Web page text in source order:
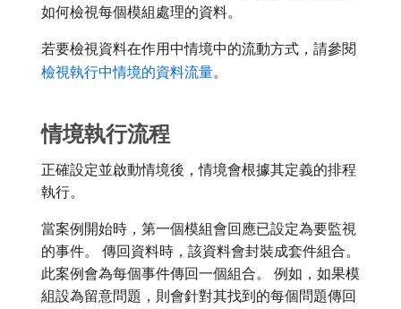
如何檢視每個模組處理的資料。
若要檢視資料在作用中情境中的流動方式，請參閱
檢視執行中情境的資料流量。
情境執行流程
正確設定並啟動情境後，情境會根據其定義的排程
執行。
當案例開始時，第一個模組會回應已設定為要監視
的事件。 傳回資料時，該資料會封裝成套件組合。
此案例會為每個事件傳回一個組合。 例如，如果模
組設為留意問題，則會針對其找到的每個問題傳回